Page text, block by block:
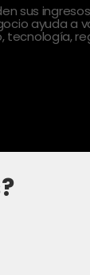
sus
ayuda a
tecnología,